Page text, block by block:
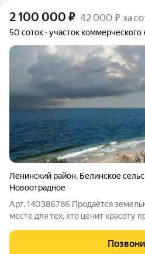
2 100 000 ₽ 42 000 ₽ за
50 соток участок коммерческого
Ленинский район, Белинское
Новоотрадное
Арт. 140386786 Продаётся
месте для тех, кто ценит красоту
ваш идеальный выбор? -
расположены на